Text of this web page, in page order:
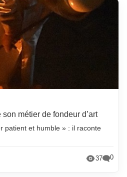
métier de fondeur d’art
patient et humble » : il raconte
37 0